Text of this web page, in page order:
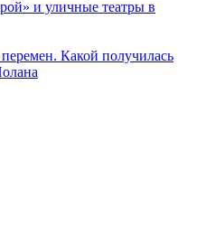
и уличные театры в
Какой получилась